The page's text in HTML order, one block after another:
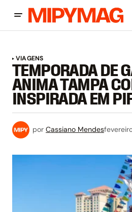
VIAGENS
TEMPORADA DE
ANIMA TAMPA
INSPIRADA EM
por Cassiano Mendes